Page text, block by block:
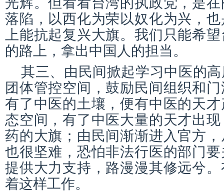
落陷，以西化为荣以奴化为兴，
上能抗起复兴大旗。我们只能希
的路上，拿出中国人的担当。
其三、由民间掀起学习中医的
团体管控空间，鼓励民间组织和
有了中医的土壤，便有中医的天
态空间，有了中医大量的天才出
药的大旗；由民间渐渐进入官方
也很坚难，恐怕非法行医的部门
提供大力支持，路漫漫其修远兮
着这样工作。